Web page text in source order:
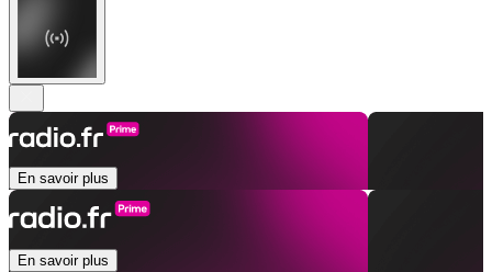
En savoir plus
En savoir plus